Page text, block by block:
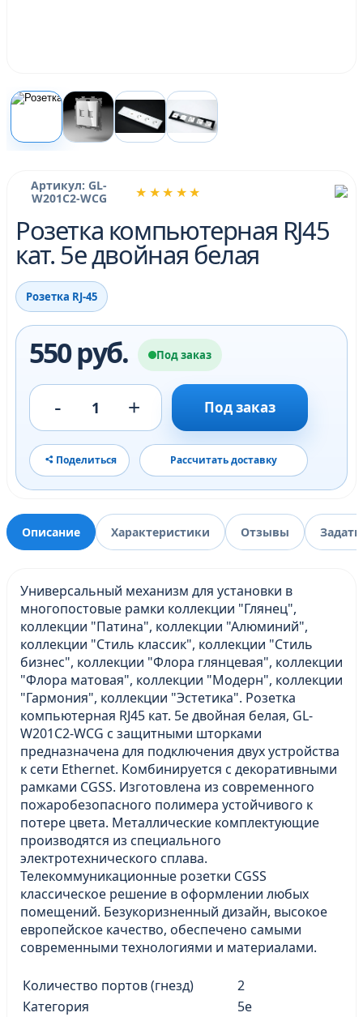
★★★★★
Артикул: GL-
W201C2-WCG
Розетка компьютерная RJ45
кат. 5e двойная белая
Розетка RJ-45
550 руб. Под заказ
- 1 + Под заказ
Поделиться Рассчитать доставку
Описание Характеристики Отзывы
Универсальный механизм для установки в
многопостовые рамки коллекции "Глянец",
коллекции "Патина", коллекции "Алюминий",
коллекции "Стиль классик", коллекции "Стиль
бизнес", коллекции "Флора глянцевая", коллекции
"Флора матовая", коллекции "Модерн", коллекции
"Гармония", коллекции "Эстетика". Розетка
компьютерная RJ45 кат. 5e двойная белая, GL-
W201C2-WCG с защитными шторками
предназначена для подключения двух устройства
к сети Ethernet. Комбинируется с декоративными
рамками CGSS. Изготовлена из современного
пожаробезопасного полимера устойчивого к
потере цвета. Металлические комплектующие
производятся из специального
электротехнического сплава.
Телекоммуникационные розетки CGSS
классическое решение в оформлении любых
помещений. Безукоризненный дизайн, высокое
европейское качество, обеспечено самыми
современными технологиями и материалами.
Количество портов (гнезд)
2
Категория
5е